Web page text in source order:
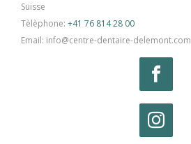
Suisse
Tèlèphone: +41 76 814 28 00
Email: info@centre-dentaire-delemont.com